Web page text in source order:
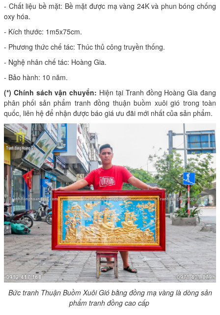
- Chất liệu bề mặt: Bề mặt được mạ vàng 24K và phun bóng chống
oxy hóa.
- Kích thước: 1m5x75cm.
- Phương thức chế tác: Thúc thủ công truyền thống.
- Nghệ nhân chế tác: Hoàng Gia.
- Bảo hành: 10 năm.
(*) Chính sách vận chuyển: Hiện tại Tranh đồng Hoàng Gia đang
phân phối sản phẩm tranh đồng thuận buồm xuôi gió trong toàn
quốc, liên hệ để nhận được báo giá ưu đãi mới nhất của sản phẩm.
Bức tranh Thuận Buồm Xuôi Gió bằng đồng mạ vàng là dòng sản
phẩm tranh đồng cao cấp